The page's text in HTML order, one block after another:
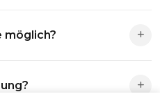
richtige Stelle weitergeleitet.
möglich?
Erstzulassung vor dem